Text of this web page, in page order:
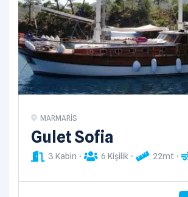
MARMARIS
Gulet Sofia
3 Kabin 6 Kişilik 22mt